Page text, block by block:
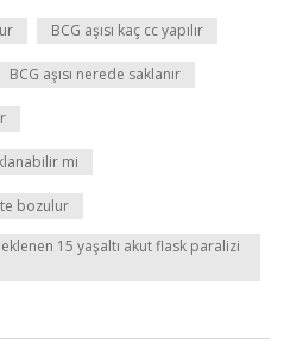
BCG aşısı kaç cc yapılır
BCG aşısı nerede saklanır
mi
bozulur
15 yaşaltı akut flask paralizi